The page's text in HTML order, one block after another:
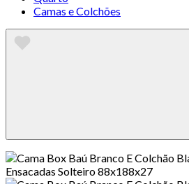
Camas e Colchões